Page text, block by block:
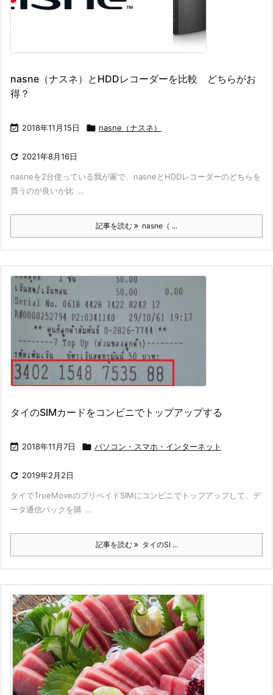
nasne（ナスネ）とHDDレコーダーを比較 どちらがお
得？
 2018年11月15日  nasne（ナスネ）
 2021年8月16日
nasneを2台使っている我が家で、nasneとHDDレコーダーのどちらを
買うのが良いか比 ...
記事を読む nasne（ ...
タイのSIMカードをコンビニでトップアップする
 2018年11月7日  パソコン・スマホ・インターネット
 2019年2月2日
タイでTrueMoveのプリペイドSIMにコンビニでトップアップして、デ
ータ通信パックを購 ...
記事を読む タイのSI ...